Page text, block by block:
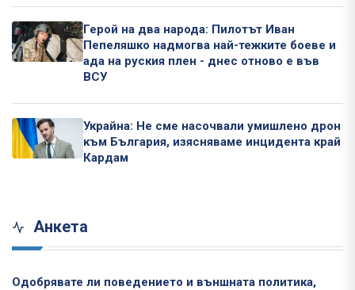
Герой на два народа: Пилотът Иван
Пепеляшко надмогва най-тежките боеве и
ада на руския плен - днес отново е във
ВСУ
Украйна: Не сме насочвали умишлено дрон
към България, изясняваме инцидента край
Кардам
Анкета
Одобрявате ли поведението и външната политика,